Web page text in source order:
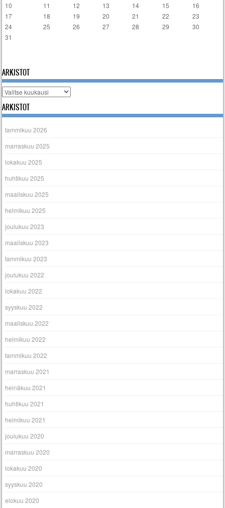
10
11 12 13 14 15
16
17
18 19 20 21 22
23
24
25 26 27 28 29
30
31
ARKISTOT
Arkistot
ARKISTOT
tammikuu 2026
marraskuu 2025
lokakuu 2025
huhtikuu 2025
maaliskuu 2025
helmikuu 2025
joulukuu 2023
maaliskuu 2023
tammikuu 2023
joulukuu 2022
lokakuu 2022
syyskuu 2022
maaliskuu 2022
helmikuu 2022
tammikuu 2022
marraskuu 2021
heinäkuu 2021
huhtikuu 2021
helmikuu 2021
joulukuu 2020
marraskuu 2020
lokakuu 2020
syyskuu 2020
elokuu 2020